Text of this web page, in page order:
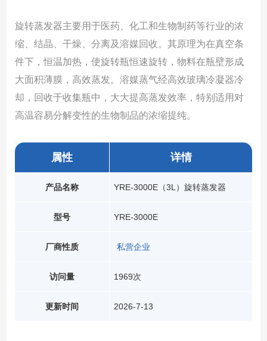
旋转蒸发器主要用于医药、化工和生物制药等行业的浓
缩、结晶、干燥、分离及溶媒回收。其原理为在真空条
件下，恒温加热，使旋转瓶恒速旋转，物料在瓶壁形成
大面积薄膜，高效蒸发。溶媒蒸气经高效玻璃冷凝器冷
却，回收于收集瓶中，大大提高蒸发效率，特别适用对
高温容易分解变性的生物制品的浓缩提纯。
属性
产品名称
型号
厂商性质
访问量
更新时间
详情
YRE-3000E（3L）旋转蒸发器
YRE-3000E
私营企业
1969次
2026-7-13